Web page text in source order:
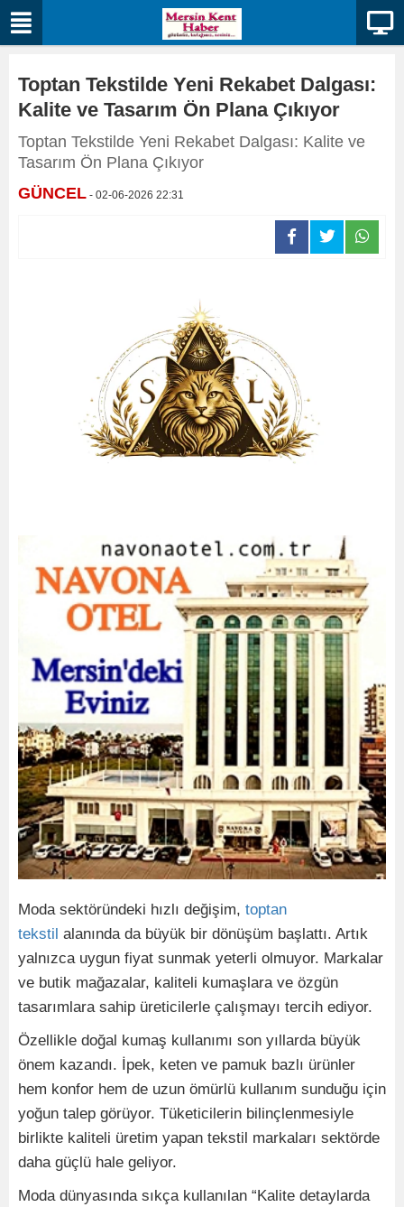
Toptan Tekstilde Yeni Rekabet Dalgası:
Kalite ve Tasarım Ön Plana Çıkıyor
Toptan Tekstilde Yeni Rekabet Dalgası: Kalite ve
Tasarım Ön Plana Çıkıyor
GÜNCEL - 02-06-2026 22:31
Moda sektöründeki hızlı değişim, toptan
tekstil alanında da büyük bir dönüşüm başlattı. Artık
yalnızca uygun fiyat sunmak yeterli olmuyor. Markalar
ve butik mağazalar, kaliteli kumaşlara ve özgün
tasarımlara sahip üreticilerle çalışmayı tercih ediyor.
Özellikle doğal kumaş kullanımı son yıllarda büyük
önem kazandı. İpek, keten ve pamuk bazlı ürünler
hem konfor hem de uzun ömürlü kullanım sunduğu için
yoğun talep görüyor. Tüketicilerin bilinçlenmesiyle
birlikte kaliteli üretim yapan tekstil markaları sektörde
daha güçlü hale geliyor.
Moda dünyasında sıkça kullanılan “Kalite detaylarda